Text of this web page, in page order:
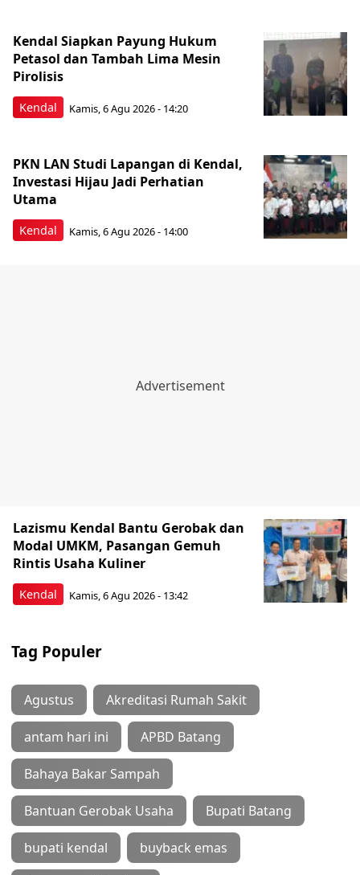
Kendal
Kendal Siapkan Payung Hukum
Petasol dan Tambah Lima Mesin
Pirolisis
Kamis, 6 Agu 2026 - 14:20
Kendal
PKN LAN Studi Lapangan di Kendal,
Investasi Hijau Jadi Perhatian
Utama
Kamis, 6 Agu 2026 - 14:00
Kendal
Lazismu Kendal Bantu Gerobak dan
Modal UMKM, Pasangan Gemuh
Rintis Usaha Kuliner
Kamis, 6 Agu 2026 - 13:42
Tag Populer
Agustus Akreditasi Rumah Sakit
antam hari ini APBD Batang
Bahaya Bakar Sampah
Bantuan Gerobak Usaha Bupati Batang
bupati kendal buyback emas